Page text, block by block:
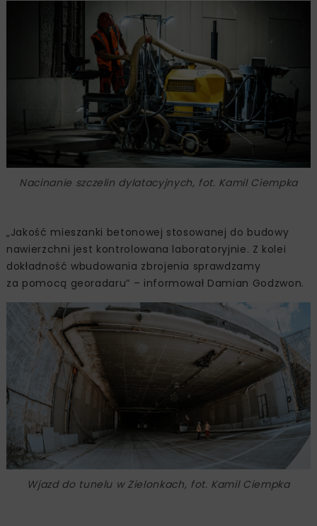
Nacinanie szczelin dylatacyjnych, fot. Kamil Ciempka
„Jakość mieszanki betonowej stosowanej do budowy
nawierzchni jest kontrolowana laboratoryjnie. Z kolei
dokładność wbudowania zbrojenia sprawdzamy
za pomocą georadaru” – informował Damian Godzwon.
Wjazd do tunelu w Zielonkach, fot. Kamil Ciempka